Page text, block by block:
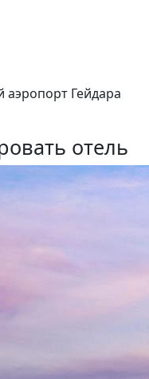
Гейдара
отель